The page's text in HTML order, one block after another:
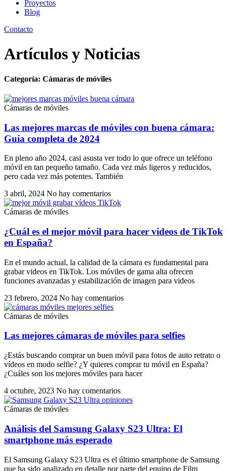
Proyectos
Blog
Contacto
Artículos y Noticias
Categoría: Cámaras de móviles
Cámaras de móviles
Las mejores marcas de móviles con buena cámara:
Guía completa de 2024
En pleno año 2024, casi asusta ver todo lo que ofrece un teléfono
móvil en tan pequeño tamaño. Cada vez más ligeros y reducidos,
pero cada vez más potentes. También
3 abril, 2024 No hay comentarios
Cámaras de móviles
¿Cuál es el mejor móvil para hacer videos de TikTok
en España?
En el mundo actual, la calidad de la cámara es fundamental para
grabar videos en TikTok. Los móviles de gama alta ofrecen
funciones avanzadas y estabilización de imagen para videos
23 febrero, 2024 No hay comentarios
Cámaras de móviles
Las mejores cámaras de móviles para selfies
¿Estás buscando comprar un buen móvil para fotos de auto retrato o
vídeos en modo selfie? ¿Y quieres comprar tu móvil en España?
¿Cuáles son los mejores móviles para hacer
4 octubre, 2023 No hay comentarios
Cámaras de móviles
Análisis del Samsung Galaxy S23 Ultra: El
smartphone más esperado
El Samsung Galaxy S23 Ultra es el último smartphone de Samsung
que ha sido analizado en detalle por parte del equipo de Film